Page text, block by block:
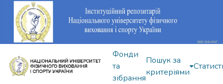
Фонди
та
зібрання
Пошук за
критеріями